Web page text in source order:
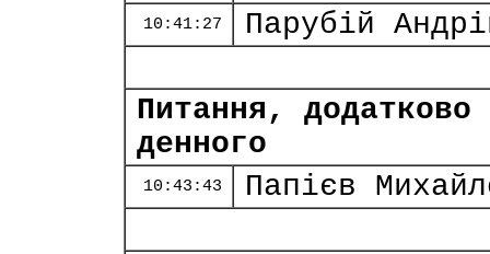
10:41:27 Парубій
Питання, додатково
денного
10:43:43 Папієв